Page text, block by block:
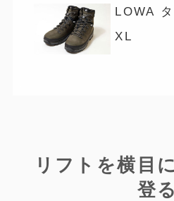
LOWA
XL
リフトを横目
登る